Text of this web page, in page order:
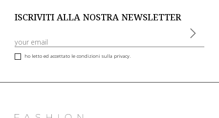
ISCRIVITI ALLA NOSTRA NEWSLETTER
ho letto ed accettato le condizioni sulla privacy.